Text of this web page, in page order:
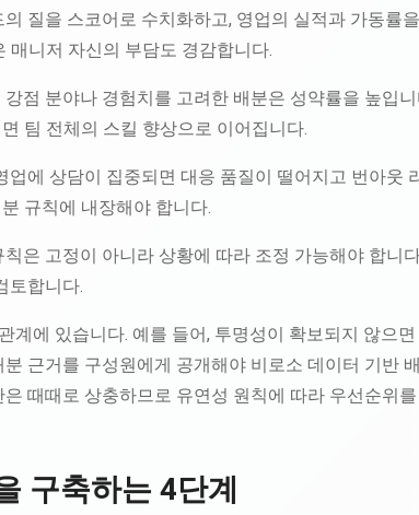
질을 스코어로 수치화하고, 영업의 실적과 가동률
매니저 자신의 부담도 경감합니다.
점 분야나 경험치를 고려한 배분은 성약률을 높입
팀 전체의 스킬 향상으로 이어집니다.
업에 상담이 집중되면 대응 품질이 떨어지고 번아웃
규칙에 내장해야 합니다.
은 고정이 아니라 상황에 따라 조정 가능해야 합니
토합니다.
계에 있습니다. 예를 들어, 투명성이 확보되지 않으
근거를 구성원에게 공개해야 비로소 데이터 기반
때때로 상충하므로 유연성 원칙에 따라 우선순위
구축하는 4단계